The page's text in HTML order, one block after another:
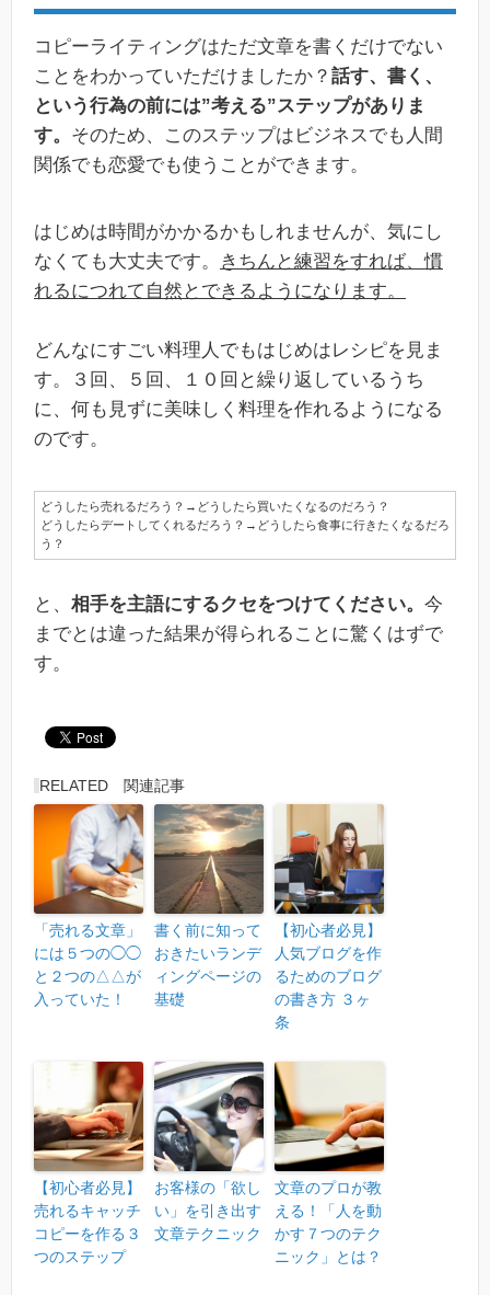
コピーライティングはただ文章を書くだけでない
ことをわかっていただけましたか？ 話す、書く、
という行為の前には”考える”ステップがありま
す。 そのため、このステップはビジネスでも人間
関係でも恋愛でも使うことができます。
はじめは時間がかかるかもしれませんが、気にし
なくても大丈夫です。
きちんと練習をすれば、慣
れるにつれて自然とできるようになります。
どんなにすごい料理人でもはじめはレシピを見ま
す。３回、５回、１０回と繰り返しているうち
に、何も見ずに美味しく料理を作れるようになる
のです。
どうしたら売れるだろう？→どうしたら買いたくなるのだろう？
どうしたらデートしてくれるだろう？→どうしたら食事に行きたくなるだろ
う？
と、 相手を主語にするクセをつけてください。 今
までとは違った結果が得られることに驚くはずで
す。
RELATED 関連記事
「売れる文章」
には５つの◯◯
と２つの△△が
入っていた！
書く前に知って
おきたいランデ
ィングページの
基礎
【初心者必見】
人気ブログを作
るためのブログ
の書き方 ３ヶ
条
【初心者必見】
売れるキャッチ
コピーを作る３
つのステップ
お客様の「欲し
い」を引き出す
文章テクニック
文章のプロが教
える！「人を動
かす７つのテク
ニック」とは？